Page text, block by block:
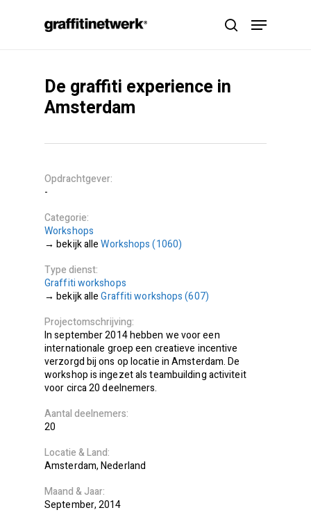
search
Menu
De graffiti experience in
Amsterdam
Opdrachtgever
-
Categorie
Workshops
Workshops (1060)
Type dienst
Graffiti workshops
Graffiti workshops (607)
Projectomschrijving
In september 2014 hebben we voor een
internationale groep een creatieve incentive
verzorgd bij ons op locatie in Amsterdam. De
workshop is ingezet als teambuilding activiteit
voor circa 20 deelnemers.
Aantal deelnemers
20
Locatie
Land
Amsterdam Nederland
Maand
Jaar
September 2014